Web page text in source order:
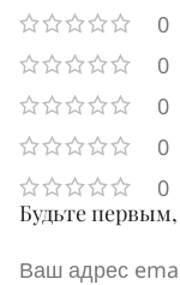
0
0
0
0
0
Будьте
Ваш адрес